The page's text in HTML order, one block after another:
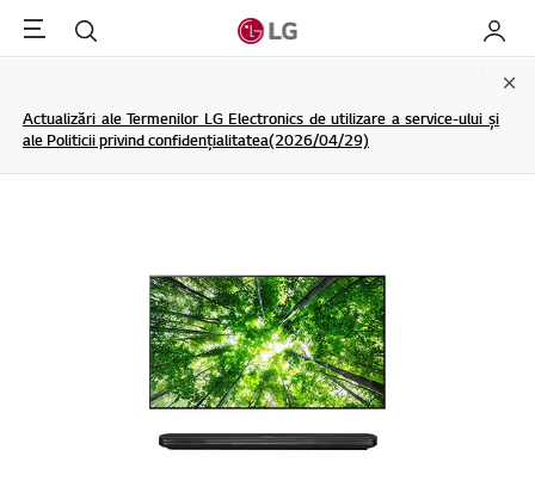
Menu Cautare My LG
Actualizări ale Termenilor LG Electronics de utilizare a service-ului și
ale Politicii privind confidențialitatea(2026/04/29)